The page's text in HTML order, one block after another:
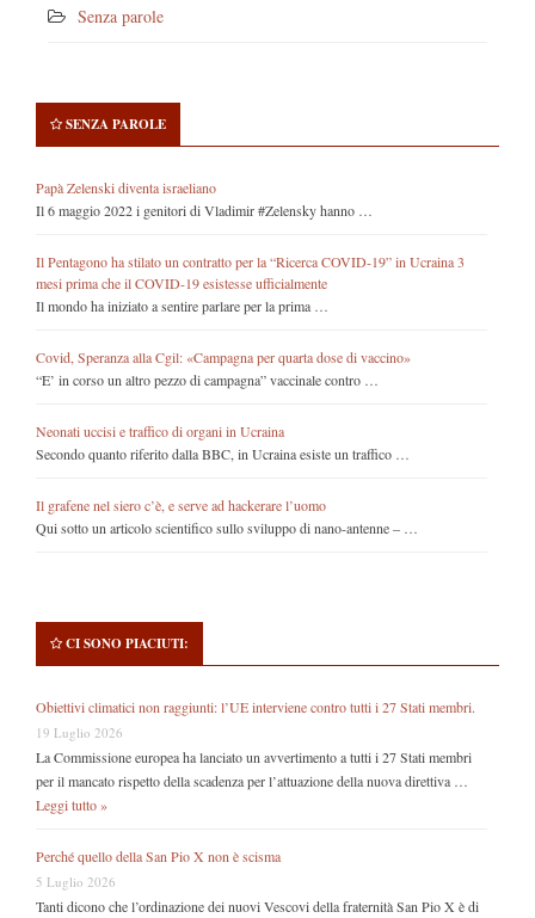
Senza parole
SENZA PAROLE
Papà Zelenski diventa israeliano
Il 6 maggio 2022 i genitori di Vladimir #Zelensky hanno …
Il Pentagono ha stilato un contratto per la “Ricerca COVID-19” in Ucraina 3
mesi prima che il COVID-19 esistesse ufficialmente
Il mondo ha iniziato a sentire parlare per la prima …
Covid, Speranza alla Cgil: «Campagna per quarta dose di vaccino»
“E’ in corso un altro pezzo di campagna” vaccinale contro …
Neonati uccisi e traffico di organi in Ucraina
Secondo quanto riferito dalla BBC, in Ucraina esiste un traffico …
Il grafene nel siero c’è, e serve ad hackerare l’uomo
Qui sotto un articolo scientifico sullo sviluppo di nano-antenne – …
CI SONO PIACIUTI:
Obiettivi climatici non raggiunti: l’UE interviene contro tutti i 27 Stati membri.
19 Luglio 2026
La Commissione europea ha lanciato un avvertimento a tutti i 27 Stati membri
per il mancato rispetto della scadenza per l’attuazione della nuova direttiva …
Leggi tutto »
Perché quello della San Pio X non è scisma
5 Luglio 2026
Tanti dicono che l’ordinazione dei nuovi Vescovi della fraternità San Pio X è di